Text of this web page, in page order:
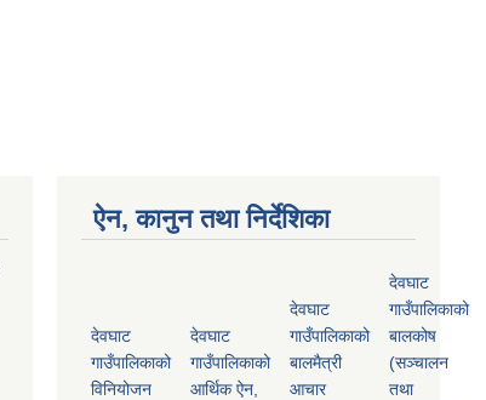
ऐन, कानुन तथा निर्देशिका
देवघाट
गाउँपालिकाको
विनियोजन
देवघाट
गाउँपालिकाको
आर्थिक ऐन,
देवघाट
गाउँपालिकाको
बालमैत्री
आचार
देवघाट
गाउँपालिकाको
बालकोष
(सञ्चालन
तथा